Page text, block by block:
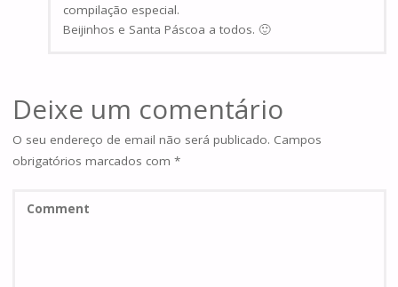
compilação especial.
Beijinhos e Santa Páscoa a todos. 🙂
Deixe um comentário
O seu endereço de email não será publicado. Campos
obrigatórios marcados com *